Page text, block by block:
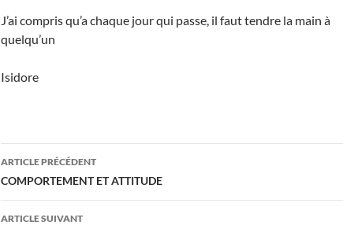
J’ai compris qu’a chaque jour qui passe, il faut tendre la main à
quelqu’un
Isidore
Navigation
des
articles
ARTICLE PRÉCÉDENT
COMPORTEMENT ET ATTITUDE
ARTICLE SUIVANT